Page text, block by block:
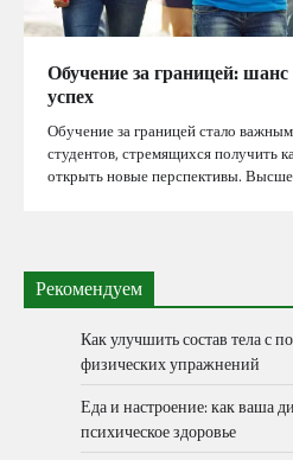
Обучение за границей:
успех
Обучение за границей стало
студентов, стремящихся получить
открыть новые перспективы.
Рекомендуем
Как улучшить состав тела с
физических упражнений
Еда и настроение: как ваша
психическое здоровье